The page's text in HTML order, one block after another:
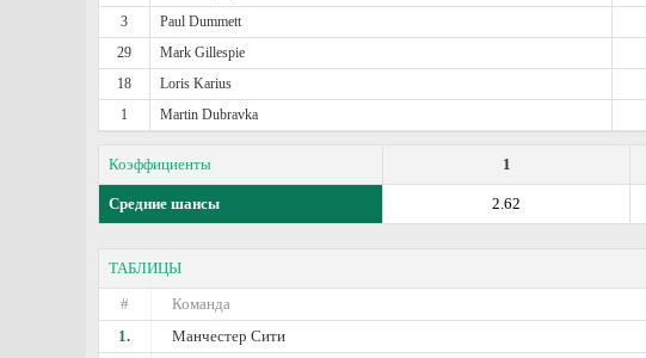
3
Paul Dummett
29
Mark Gillespie
18
Loris Karius
1
Martin Dubravka
Коэффициенты 1
Средние шансы 2.62
ТАБЛИЦЫ
#
Команда
1.
Манчестер Сити